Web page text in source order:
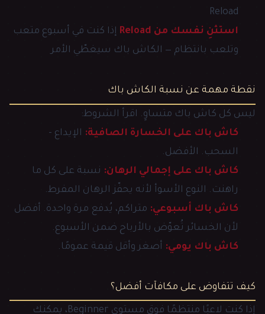
Reload
استثنِ نفسك من Reload
إذا كنت في أسبوع متعب
وتلعب بانتظام — الكاش باك سيغطّي الأمر
نقطة مهمة عن نسبة الكاش باك
ليس كل كاش باك متساوٍ. اقرأ الشروط:
كاش باك على الخسارة الصافية: الإيداع -
السحب. الأفضل.
كاش باك على إجمالي الرهان: نسبة على كل ما
راهنت. النوع الأسوأ لأنه يحفّز الرهان المفرط.
كاش باك أسبوعي: متراكم، يُدفع مرة واحدة. أفضل
لأن الخسائر تُعوّض بالأرباح ضمن الأسبوع.
كاش باك يومي: أصغر وأقل قيمة عمومًا.
كيف تتفاوض على مكافآت أفضل؟
إذا كنت لاعبًا منتظمًا فوق مستوى Beginner، يمكنك